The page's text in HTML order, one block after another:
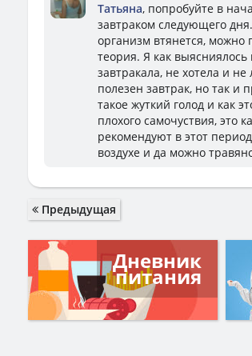
Татьяна, попробуйте в
завтраком следующего
организм втянется, можно
теория. Я как
завтракала, не хотела и
полезен завтрак, но так и
такое жуткий голод и как
плохого самочуствия, это
рекомендуют в этот
воздухе и да можно
Предыдущая
Дневник
питания